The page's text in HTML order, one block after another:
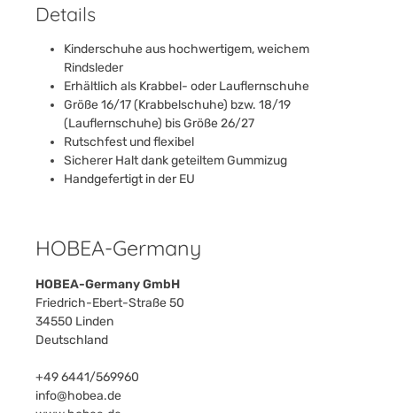
Details
Kinderschuhe aus hochwertigem, weichem
Rindsleder
Erhältlich als Krabbel- oder Lauflernschuhe
Größe 16/17 (Krabbelschuhe) bzw. 18/19
(Lauflernschuhe) bis Größe 26/27
Rutschfest und flexibel
Sicherer Halt dank geteiltem Gummizug
Handgefertigt in der EU
HOBEA-Germany
HOBEA-Germany GmbH
Friedrich-Ebert-Straße 50
34550 Linden
Deutschland
+49 6441/569960
info@hobea.de